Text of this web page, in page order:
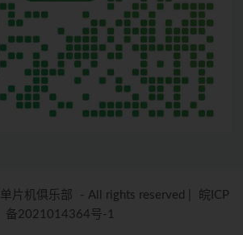
单片机俱乐部 - All rights reserved
皖ICP
备2021014364号-1